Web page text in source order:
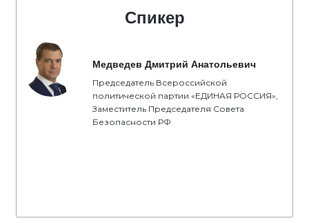
Спикер
Медведев Дмитрий Анатольевич
Председатель Всероссийской
политической партии «ЕДИНАЯ РОССИЯ»,
Заместитель Председателя Совета
Безопасности РФ